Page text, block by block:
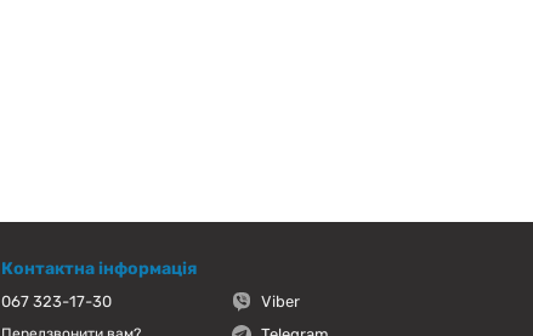
Контактна інформація
067 323-17-30
Viber